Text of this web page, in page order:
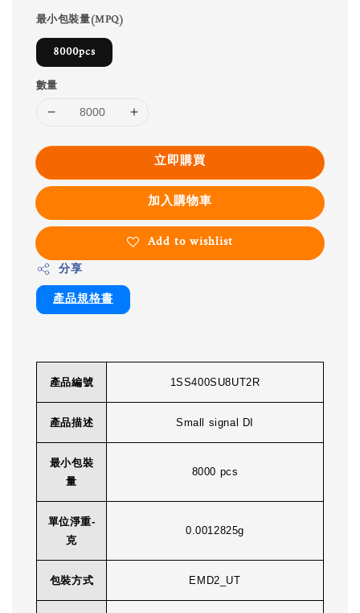
最小包裝量(MPQ)
8000pcs
數量
立即購買
加入購物車
Add to wishlist
分享
產品規格書
產品編號 1SS400SU8UT2R
產品描述 Small signal DI
最小包裝
量
8000 pcs
單位淨重-
克
0.0012825g
包裝方式 EMD2_UT